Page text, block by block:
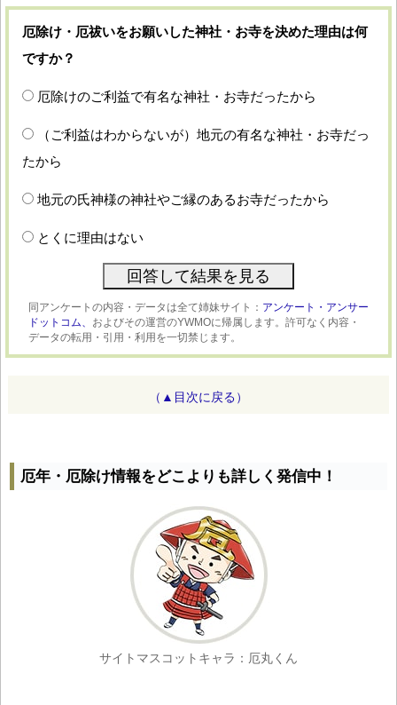
厄除け・厄祓いをお願いした神社・お寺を決めた理由は何
ですか？
厄除けのご利益で有名な神社・お寺だったから
（ご利益はわからないが）地元の有名な神社・お寺だっ
たから
地元の氏神様の神社やご縁のあるお寺だったから
とくに理由はない
同アンケートの内容・データは全て姉妹サイト： アンケート・アンサー
ドットコム、 およびその運営のYWMOに帰属します。許可なく内容・
データの転用・引用・利用を一切禁じます。
（▲目次に戻る）
厄年・厄除け情報をどこよりも詳しく発信中！
サイトマスコットキャラ：厄丸くん